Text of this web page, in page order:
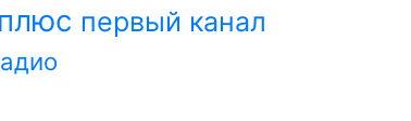
первый канал